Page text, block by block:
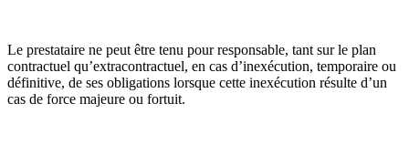
Le prestataire ne peut être tenu pour responsable, tant sur le plan
contractuel qu’extracontractuel, en cas d’inexécution, temporaire ou
définitive, de ses obligations lorsque cette inexécution résulte d’un
cas de force majeure ou fortuit.